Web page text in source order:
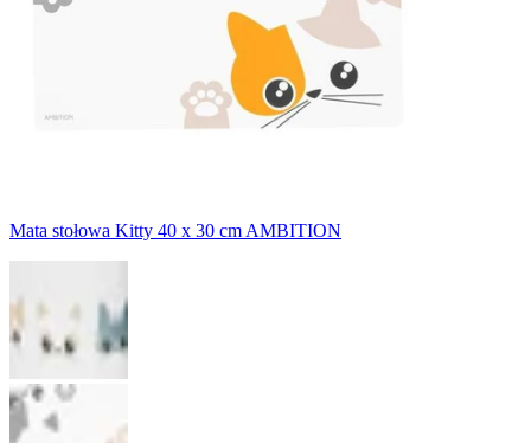
Mata stołowa Kitty 40 x 30 cm AMBITION